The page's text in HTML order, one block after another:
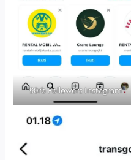
90rb Followers Instagram